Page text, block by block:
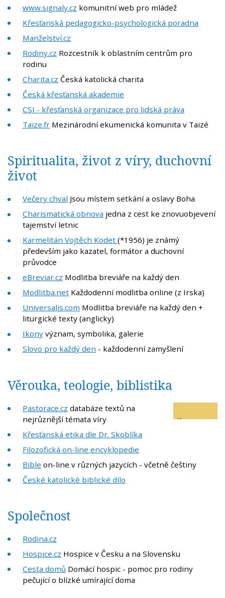
www.signaly.cz komunitní web pro mládež
Křesťanská pedagogicko-psychologická poradna
Manželství.cz
Rodiny.cz Rozcestník k oblastním centrům pro
rodinu
Charita.cz Česká katolická charita
Česká křesťanská akademie
CSI - křesťanská organizace pro lidská práva
Taize.fr Mezinárodní ekumenická komunita v Taizé
Spiritualita, život z víry, duchovní
život
Večery chval Jsou místem setkání a oslavy Boha
Charismatická obnova jedna z cest ke znovuobjevení
tajemství letnic
Karmelitán Vojtěch Kodet (*1956) je známý
především jako kazatel, formátor a duchovní
průvodce
eBreviar.cz Modlitba breviáře na každý den
Modlitba.net Každodenní modlitba online (z Irska)
Universalis.com Modlitba breviáře na každý den +
liturgické texty (anglicky)
Ikony význam, symbolika, galerie
Slovo pro každý den - každodenní zamyšlení
Věrouka, teologie, biblistika
Pastorace.cz databáze textů na
nejrůznější témata víry
Křesťanská etika dle Dr. Skoblíka
Filozofická on-line encyklopedie
Bible on-line v různých jazycích - včetně češtiny
České katolické biblické dílo
Společnost
Rodina.cz
Hospice.cz Hospice v Česku a na Slovensku
Cesta domů Domácí hospic - pomoc pro rodiny
pečující o blízké umírající doma